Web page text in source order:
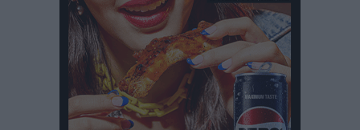
Γερμανική αγορά: Έλλειψη προσιτών ξενοδοχείων
απειλεί τη ζήτηση για πακέτα διακοπών – Στο
επίκεντρο και η Ελλάδα
πριν 14 ώρες
Νέο ξενοδοχείο στη Ρόδο για την H Hotels –